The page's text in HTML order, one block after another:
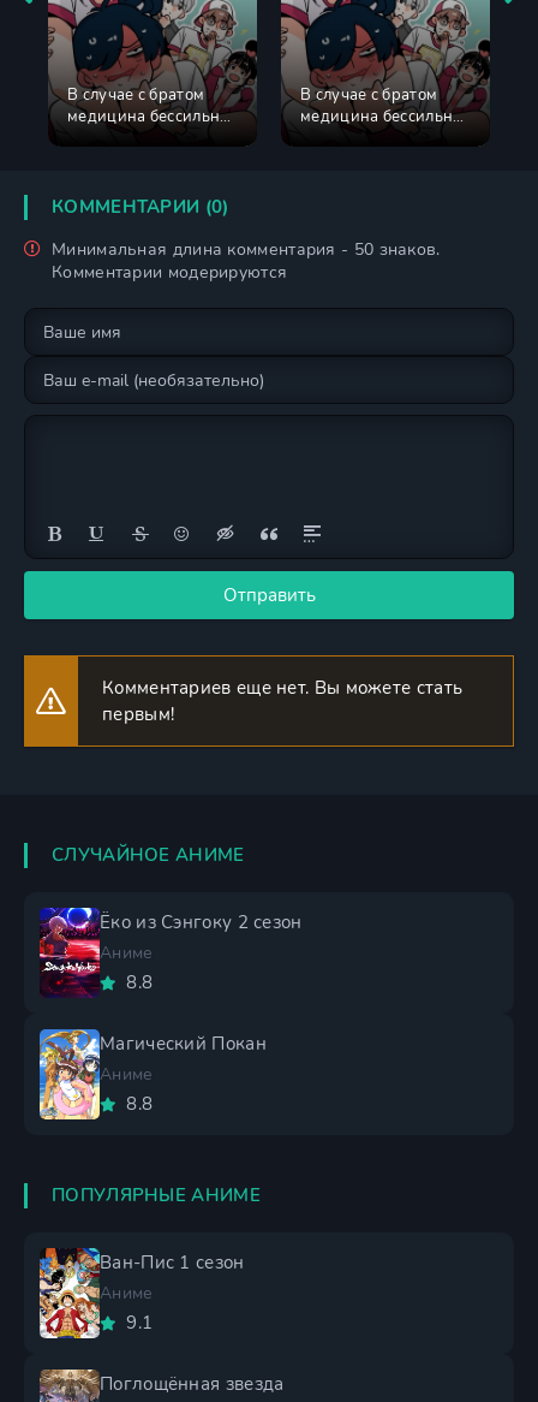
В случае с братом
медицина бессильна!
В случае с братом
медицина бессильна!
КОММЕНТАРИИ (0)
Минимальная длина комментария - 50 знаков.
Комментарии модерируются
Отправить
Комментариев еще нет. Вы можете стать
первым!
СЛУЧАЙНОЕ АНИМЕ
Ёко из Сэнгоку 2 сезон
Аниме
8.8
Магический Покан
Аниме
8.8
ПОПУЛЯРНЫЕ АНИМЕ
Ван-Пис 1 сезон
Аниме
9.1
Поглощённая звезда